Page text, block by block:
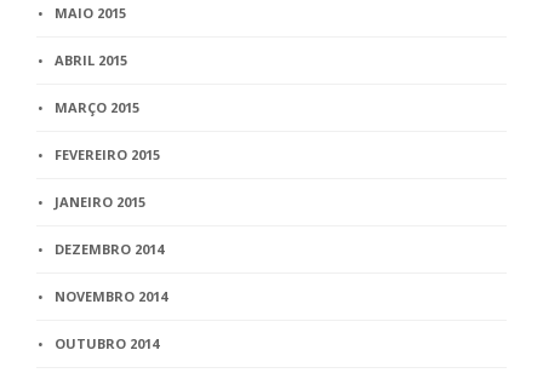
MAIO 2015
ABRIL 2015
MARÇO 2015
FEVEREIRO 2015
JANEIRO 2015
DEZEMBRO 2014
NOVEMBRO 2014
OUTUBRO 2014